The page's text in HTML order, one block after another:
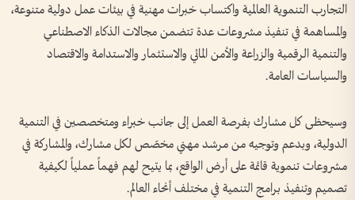
التجارب التنموية العالمية واكتساب خبرات مهنية في بيئات عمل دولية متنوعة،
والمساهمة في تنفيذ مشروعات عدة تتضمن مجالات الذكاء الاصطناعي
والتنمية الرقمية والزراعة والأمن المائي والاستثمار والاستدامة والاقتصاد
والسياسات العامة.
وسيحظى كل مشارك بفرصة العمل إلى جانب خبراء ومتخصصين في التنمية
الدولية، وبدعم وتوجيه من مرشد مهني مخصّص لكل مشارك، والمشاركة في
مشروعات تنموية قائمة على أرض الواقع، بما يتيح لهم فهماً عملياً لكيفية
تصميم وتنفيذ برامج التنمية في مختلف أنحاء العالم.